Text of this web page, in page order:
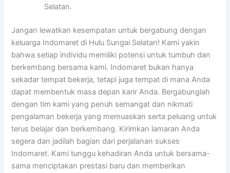
Selatan.
Jangan lewatkan kesempatan untuk bergabung dengan
keluarga Indomaret di Hulu Sungai Selatan! Kami yakin
bahwa setiap individu memiliki potensi untuk tumbuh dan
berkembang bersama kami. Indomaret bukan hanya
sekadar tempat bekerja, tetapi juga tempat di mana Anda
dapat membentuk masa depan karir Anda. Bergabunglah
dengan tim kami yang penuh semangat dan nikmati
pengalaman bekerja yang memuaskan serta peluang untuk
terus belajar dan berkembang. Kirimkan lamaran Anda
segera dan jadilah bagian dari perjalanan sukses
Indomaret. Kami tunggu kehadiran Anda untuk bersama-
sama menciptakan prestasi baru dan memberikan